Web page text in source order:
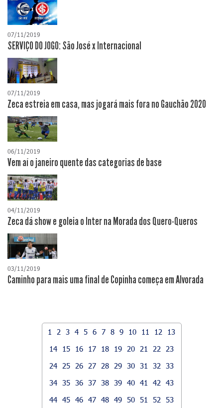
07/11/2019
SERVIÇO DO JOGO: São José x Internacional
07/11/2019
Zeca estreia em casa, mas jogará mais fora no Gauchão 2020
06/11/2019
Vem aí o janeiro quente das categorias de base
04/11/2019
Zeca dá show e goleia o Inter na Morada dos Quero-Queros
03/11/2019
Caminho para mais uma final de Copinha começa em Alvorada
1 2 3 4 5 6 7 8 9 10 11 12
13
14
15 16 17 18 19 20 21 22
23
24
25 26 27 28 29 30 31 32
33
34 35 36 37 38 39 40 41 42
43
44 45 46 47 48 49 50 51 52
53